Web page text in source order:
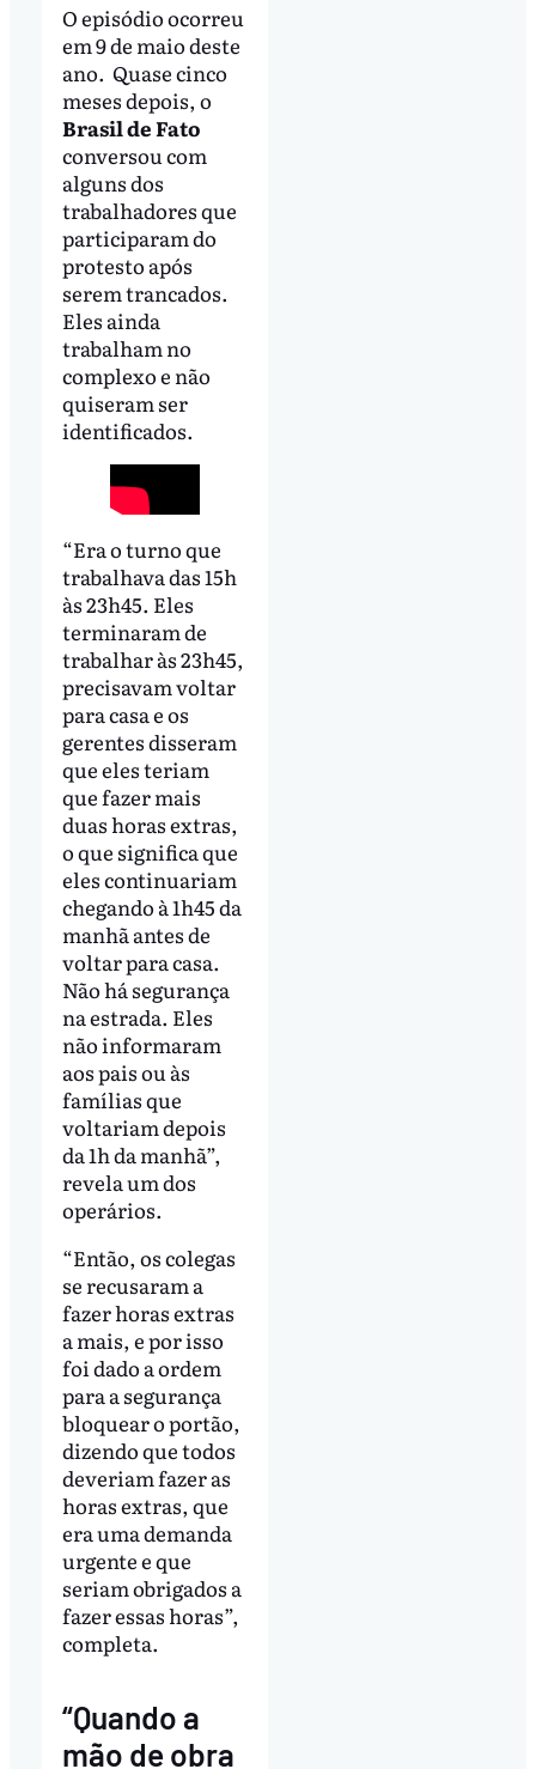
O episódio ocorreu
em 9 de maio deste
ano. Quase cinco
meses depois, o
Brasil de Fato
conversou com
alguns dos
trabalhadores que
participaram do
protesto após
serem trancados.
Eles ainda
trabalham no
complexo e não
quiseram ser
identificados.
“Era o turno que
trabalhava das 15h
às 23h45. Eles
terminaram de
trabalhar às 23h45,
precisavam voltar
para casa e os
gerentes disseram
que eles teriam
que fazer mais
duas horas extras,
o que significa que
eles continuariam
chegando à 1h45 da
manhã antes de
voltar para casa.
Não há segurança
na estrada. Eles
não informaram
aos pais ou às
famílias que
voltariam depois
da 1h da manhã”,
revela um dos
operários.
“Então, os colegas
se recusaram a
fazer horas extras
a mais, e por isso
foi dado a ordem
para a segurança
bloquear o portão,
dizendo que todos
deveriam fazer as
horas extras, que
era uma demanda
urgente e que
seriam obrigados a
fazer essas horas”,
completa.
“Quando a
mão de obra